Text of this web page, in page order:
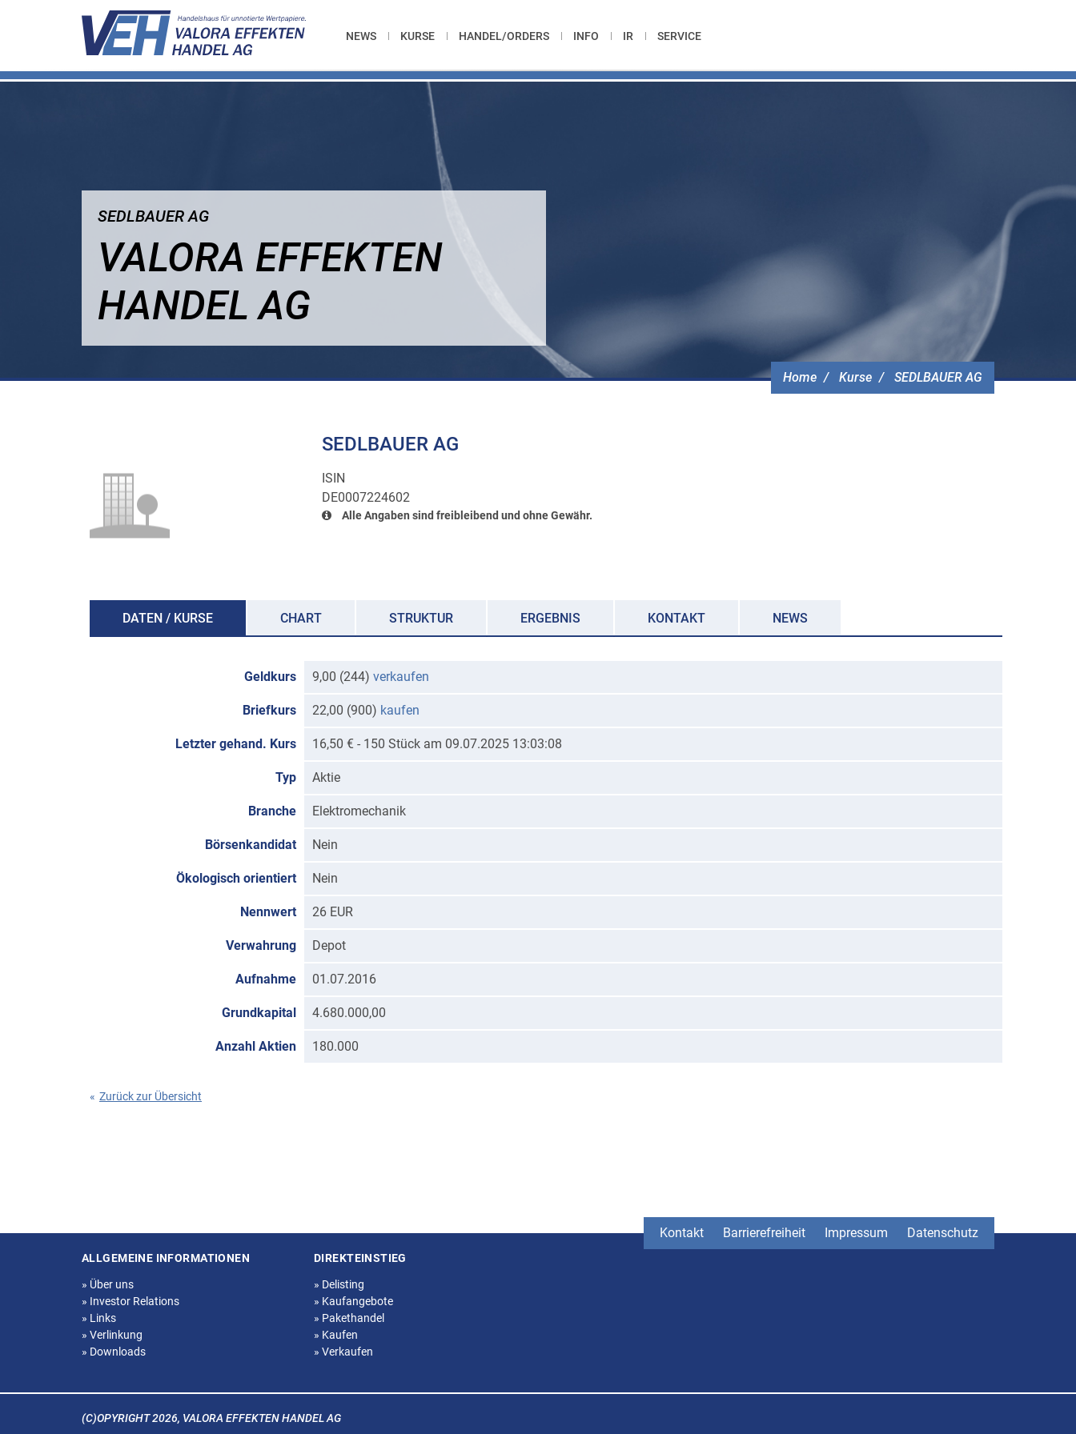
NEWS KURSE HANDEL/ORDERS INFO IR SERVICE
Home Kurse SEDLBAUER AG
SEDLBAUER AG
VALORA EFFEKTEN
HANDEL AG
SEDLBAUER AG
ISIN
DE0007224602
Alle Angaben sind freibleibend und ohne Gewähr.
DATEN / KURSE CHART STRUKTUR ERGEBNIS KONTAKT NEWS
Geldkurs 9,00 (244) verkaufen
Briefkurs 22,00 (900) kaufen
Letzter gehand. Kurs 16,50 € - 150 Stück am 09.07.2025 13:03:08
Typ Aktie
Branche Elektromechanik
Börsenkandidat Nein
Ökologisch orientiert Nein
Nennwert 26 EUR
Verwahrung Depot
Aufnahme 01.07.2016
Grundkapital 4.680.000,00
Anzahl Aktien 180.000
« Zurück zur Übersicht
Kontakt Barrierefreiheit Impressum Datenschutz
Seitenstruktur
ALLGEMEINE INFORMATIONEN
» Über uns
» Investor Relations
» Links
» Verlinkung
» Downloads
DIREKTEINSTIEG
» Delisting
» Kaufangebote
» Pakethandel
» Kaufen
» Verkaufen
(C)OPYRIGHT 2026, VALORA EFFEKTEN HANDEL AG